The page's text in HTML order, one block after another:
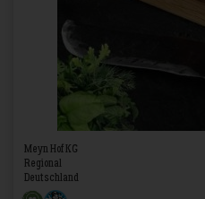
Meyn Hof KG
Regional
Deutschland